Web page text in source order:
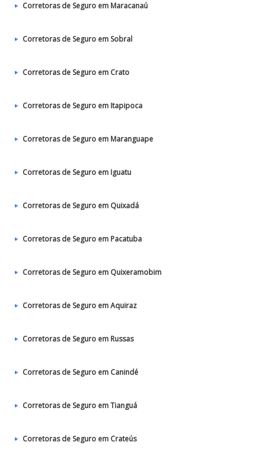
Corretoras de Seguro em Maracanaú
Corretoras de Seguro em Sobral
Corretoras de Seguro em Crato
Corretoras de Seguro em Itapipoca
Corretoras de Seguro em Maranguape
Corretoras de Seguro em Iguatu
Corretoras de Seguro em Quixadá
Corretoras de Seguro em Pacatuba
Corretoras de Seguro em Quixeramobim
Corretoras de Seguro em Aquiraz
Corretoras de Seguro em Russas
Corretoras de Seguro em Canindé
Corretoras de Seguro em Tianguá
Corretoras de Seguro em Crateús